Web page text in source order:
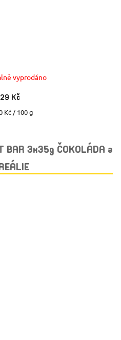
vyprodáno
Kč
Kč / 100 g
BAR 3x35g ČOKOLÁDA a